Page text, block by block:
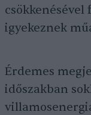
igyekeznek
Érdemes
időszakban